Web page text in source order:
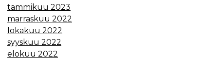
tammikuu 2023
marraskuu 2022
lokakuu 2022
syyskuu 2022
elokuu 2022